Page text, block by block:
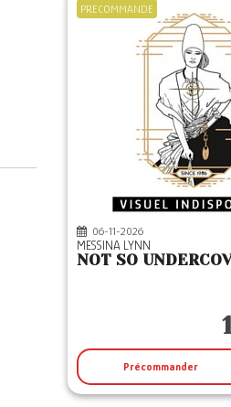
PRECOMMANDE
06-11-2026
MESSINA LYNN
NOT SO
Précommander